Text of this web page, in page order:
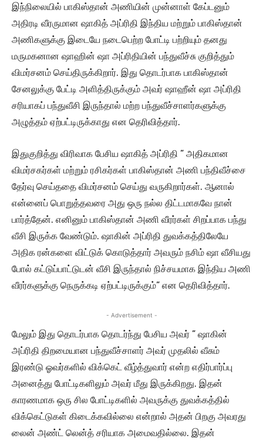
இந்நிலையில் பாகிஸ்தான் அணியின் முன்னாள் கேப்டனும்
அதிரடி வீரருமான ஷாகித் அப்ரிதி இந்திய மற்றும் பாகிஸ்தான்
அணிகளுக்கு இடையே நடைபெற்ற போட்டி பற்றியும் தனது
மருமகனான ஷாஹின் ஷா அப்ரிதியின் பந்துவீச்சு குறித்தும்
விமர்சனம் செய்திருக்கிறார். இது தொடர்பாக பாகிஸ்தான்
சேனலுக்கு பேட்டி அளித்திருக்கும் அவர் ஷாஹீன் ஷா அப்ரிதி
சரியாகப் பந்துவீசி இருந்தால் மற்ற பந்துவீச்சாளர்களுக்கு
அழுத்தம் ஏற்பட்டிருக்காது என தெரிவித்தார்.
இதுகுறித்து விரிவாக பேசிய ஷாகித் அப்ரிதி ” அதிகமான
விமர்சகர்கள் மற்றும் ரசிகர்கள் பாகிஸ்தான் அணி பந்திவீச்சை
தேர்வு செய்ததை விமர்சனம் செய்து வருகிறார்கள். ஆனால்
என்னைப் பொறுத்தவரை அது ஒரு நல்ல திட்டமாகவே நான்
பார்த்தேன். எனினும் பாகிஸ்தான் அணி வீரர்கள் சிறப்பாக பந்து
வீசி இருக்க வேண்டும். ஷாகின் அப்ரிதி துவக்கத்திலேயே
அதிக ரன்களை விட்டுக் கொடுத்தார் அவரும் நசிம் ஷா வீசியது
போல் கட்டுப்பாட்டுடன் வீசி இருந்தால் நிச்சயமாக இந்திய அணி
வீரர்களுக்கு நெருக்கடி ஏற்பட்டிருக்கும்” என தெரிவித்தார்.
- Advertisement -
மேலும் இது தொடர்பாக தொடர்ந்து பேசிய அவர் ” ஷாகின்
அப்ரிதி திறமையான பந்துவீச்சாளர் அவர் முதலில் வீசும்
இரண்டு ஓவர்களில் விக்கெட் வீழ்த்துவார் என்ற எதிர்பார்ப்பு
அனைத்து போட்டிகளிலும் அவர் மீது இருக்கிறது. இதன்
காரணமாக ஒரு சில போட்டிகளில் அவருக்கு துவக்கத்தில்
விக்கெட்டுகள் கிடைக்கவில்லை என்றால் அதன் பிறகு அவரது
லைன் அண்ட் லென்த் சரியாக அமைவதில்லை. இதன்